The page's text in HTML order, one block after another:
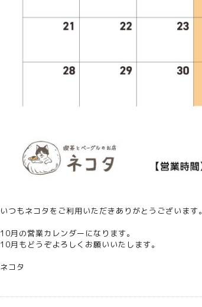
いつもネコタをご利用いただきありがとうございます。
10月の営業カレンダーになります。
10月もどうぞよろしくお願いいたします。
ネコタ